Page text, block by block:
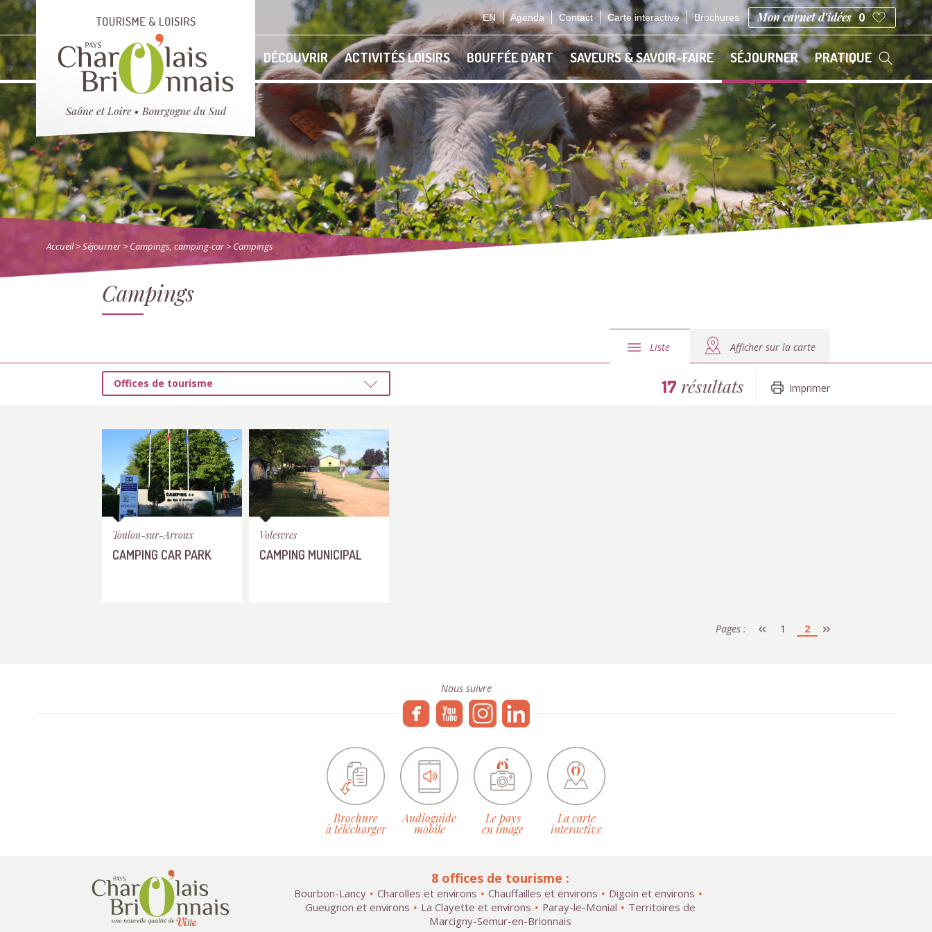
EN Agenda Contact Carte interactive Brochures Mon carnet d'idées 0
DÉCOUVRIR ACTIVITÉS LOISIRS BOUFFÉE D'ART SAVEURS & SAVOIR-FAIRE SÉJOURNER PRATIQUE
Accueil> Séjourner> Campings, camping-car> Campings
Campings
Liste Afficher sur la carte
Offices de tourisme 17 résultats Imprimer
Toulon-sur-Arroux
CAMPING CAR PARK
Volesvres
CAMPING MUNICIPAL
Pages : 1 2
Nous suivre
Brochure
à télécharger
Audioguide
mobile
Le pays
en image
La carte
interactive
8 offices de tourisme :
Bourbon-Lancy Charolles et environs Chauffailles et environs
Digoin et environs
Gueugnon et environs
La Clayette et environs Paray-le-Monial
Territoires de
Marcigny-Semur-en-Brionnais